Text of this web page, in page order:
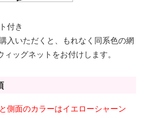
付き
入いただくと、もれなく同系色の網
ィッグネットをお付けします。
側面のカラーはイエローシャーン